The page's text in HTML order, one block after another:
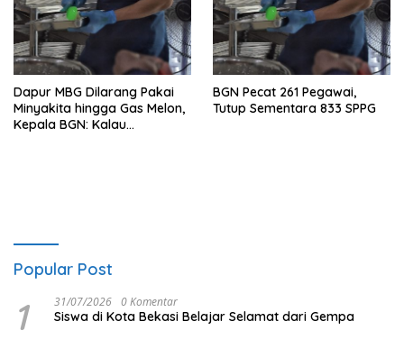
Dapur MBG Dilarang Pakai
Minyakita hingga Gas Melon,
Kepala BGN: Kalau
BGN Pecat 261 Pegawai,
Tutup Sementara 833 SPPG
Popular Post
1 31/07/2026 0 Komentar
Siswa di Kota Bekasi Belajar Selamat dari Gempa